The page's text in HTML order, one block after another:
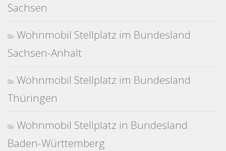
Sachsen
Wohnmobil Stellplatz im Bundesland
Sachsen-Anhalt
Wohnmobil Stellplatz im Bundesland
Thüringen
Wohnmobil Stellplatz in Bundesland
Baden-Württemberg